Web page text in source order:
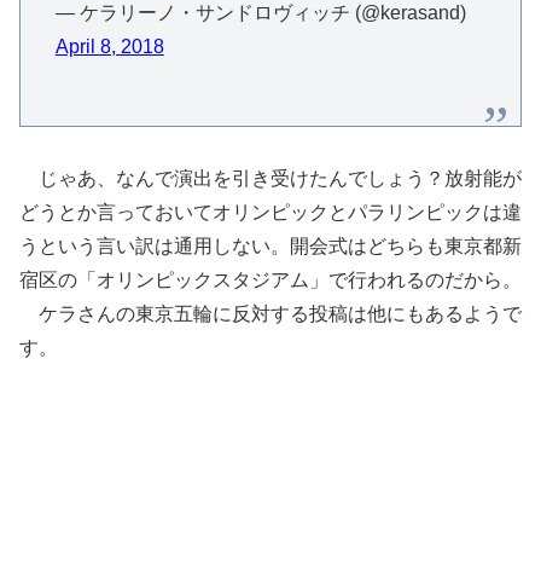
— ケラリーノ・サンドロヴィッチ (@kerasand)
April 8, 2018
じゃあ、なんで演出を引き受けたんでしょう？放射能が
どうとか言っておいてオリンピックとパラリンピックは違
うという言い訳は通用しない。開会式はどちらも東京都新
宿区の「オリンピックスタジアム」で行われるのだから。
ケラさんの東京五輪に反対する投稿は他にもあるようで
す。